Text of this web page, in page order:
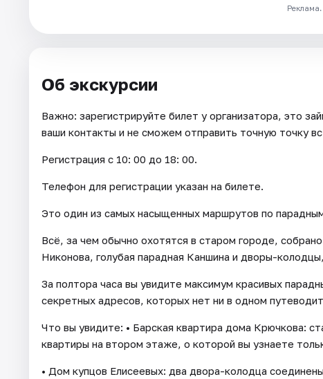
Об экскурсии
Важно: зарегистрируйте билет у организатора, это
ваши контакты и не сможем отправить точную точку
Регистрация с 10: 00 до 18: 00.
Телефон для регистрации указан на билете.
Это один из самых насыщенных маршрутов по
Всё, за чем обычно охотятся в старом городе,
Никонова, голубая парадная Каншина и дворы-
За полтора часа вы увидите максимум красивых
секретных адресов, которых нет ни в одном
Что вы увидите: • Барская квартира дома Крючкова:
квартиры на втором этаже, о которой вы узнаете
• Дом купцов Елисеевых: два двора-колодца